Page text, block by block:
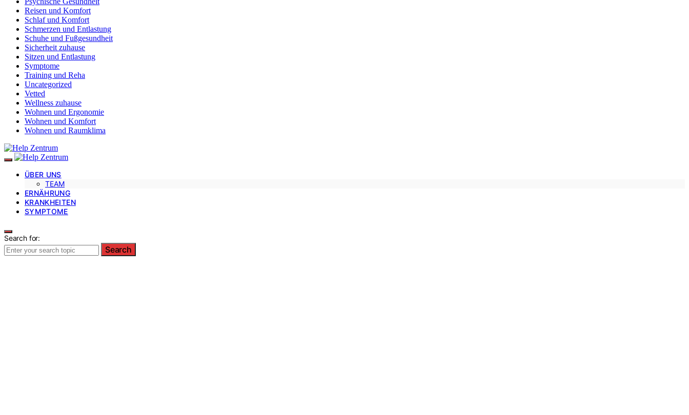
Reisen und Komfort
Schlaf und Komfort
Schmerzen und Entlastung
Schuhe und Fußgesundheit
Sicherheit zuhause
Sitzen und Entlastung
Symptome
Training und Reha
Uncategorized
Vetted
Wellness zuhause
Wohnen und Ergonomie
Wohnen und Komfort
Wohnen und Raumklima
ÜBER UNS
TEAM
ERNÄHRUNG
KRANKHEITEN
SYMPTOME
Search for:
Search